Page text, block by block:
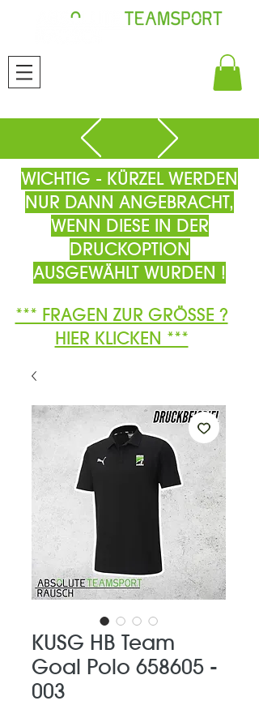
WICHTIG - KÜRZEL WERDEN
NUR DANN ANGEBRACHT,
WENN DIESE IN DER
DRUCKOPTION
AUSGEWÄHLT WURDEN !
*** FRAGEN ZUR GRÖSSE ?
HIER KLICKEN ***
KUSG HB Team
Goal Polo 658605 -
003